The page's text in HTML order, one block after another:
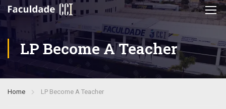
LP Become A Teacher
Home LP Become A Teacher